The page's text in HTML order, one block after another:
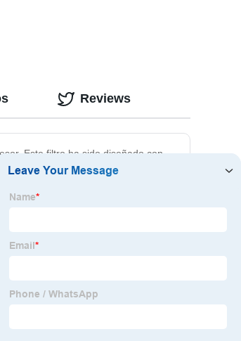
Este filtro ha sido diseñado con
está fabricado con materiales de
costosos tiempos de
la eficiencia de sus
de trabajo más exigentes. En
de filtración de su
compresor.
Reviews
de seguridad de precisión de acero
de polímero fundido